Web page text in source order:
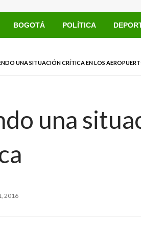
BOGOTÁ POLÍTICA
UNA SITUACIÓN CRÍTICA EN LOS
una
2016